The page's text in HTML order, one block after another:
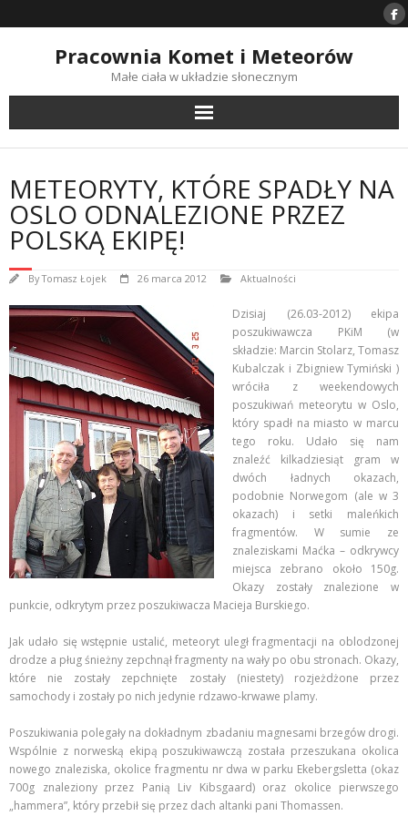
to
Pracownia Komet i Meteorów
Małe ciała w układzie słonecznym
METEORYTY, KTÓRE SPADŁY NA
OSLO ODNALEZIONE PRZEZ
POLSKĄ EKIPĘ!
ByTomasz Łojek 26 marca 2012 Aktualności
Dzisiaj (26.03-2012) ekipa
poszukiwawcza PKiM (w
składzie: Marcin Stolarz, Tomasz
Kubalczak i Zbigniew Tymiński )
wróciła z weekendowych
poszukiwań meteorytu w Oslo,
który spadł na miasto w marcu
tego roku. Udało się nam
znaleźć kilkadziesiąt gram w
dwóch ładnych okazach,
podobnie Norwegom (ale w 3
okazach) i setki maleńkich
fragmentów. W sumie ze
znaleziskami Maćka – odkrywcy
miejsca zebrano około 150g.
Okazy zostały znalezione w
punkcie, odkrytym przez poszukiwacza Macieja Burskiego.
Jak udało się wstępnie ustalić, meteoryt uległ fragmentacji na oblodzonej
drodze a pług śnieżny zepchnął fragmenty na wały po obu stronach. Okazy,
które nie zostały zepchnięte zostały (niestety) rozjeżdżone przez
samochody i zostały po nich jedynie rdzawo-krwawe plamy.
Poszukiwania polegały na dokładnym zbadaniu magnesami brzegów drogi.
Wspólnie z norweską ekipą poszukiwawczą została przeszukana okolica
nowego znaleziska, okolice fragmentu nr dwa w parku Ekebergsletta (okaz
700g znaleziony przez Panią Liv Kibsgaard) oraz okolice pierwszego
„hammera”, który przebił się przez dach altanki pani Thomassen.